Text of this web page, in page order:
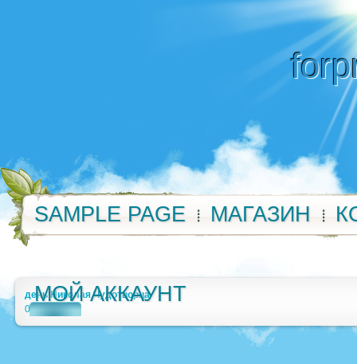
SAMPLE PAGE МАГАЗИН
МОЙ АККАУНТ
день Николая Чудотворца
0